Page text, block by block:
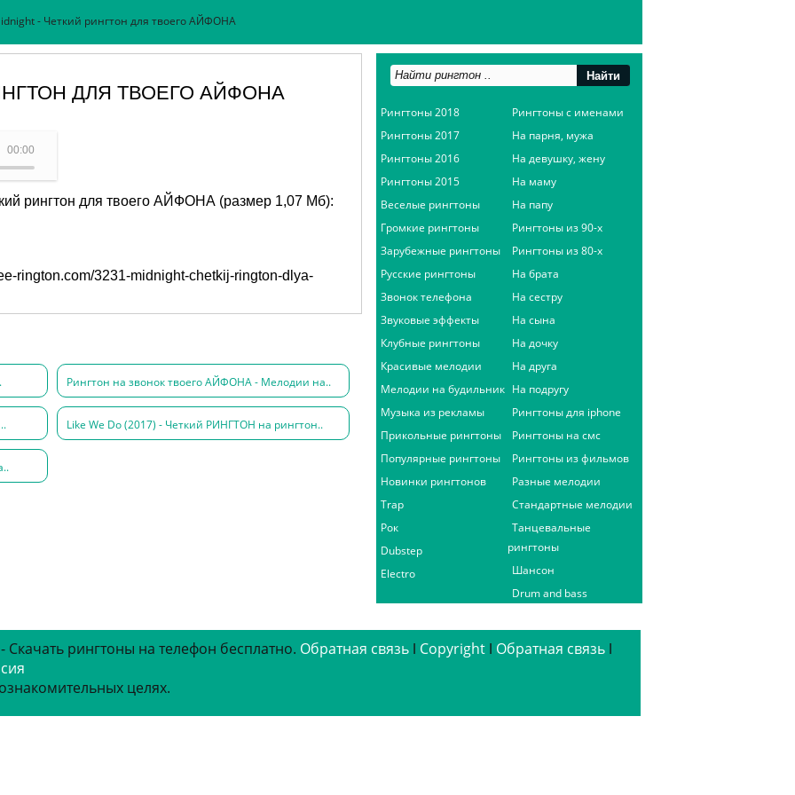
- Четкий рингтон для твоего АЙФОНА
ДЛЯ ТВОЕГО АЙФОНА
00:00 - Midnight
рингтон для твоего АЙФОНА (размер 1,07 Мб):
rington.com/3231-midnight-chetkij-rington-dlya-
Рингтон на звонок твоего АЙФОНА - Мелодии на..
Like We Do (2017) - Четкий РИНГТОН на рингтон..
Рингтоны 2018
Рингтоны 2017
Рингтоны 2016
Рингтоны 2015
Веселые рингтоны
Громкие рингтоны
Зарубежные рингтоны
Русские рингтоны
Звонок телефона
Звуковые эффекты
Клубные рингтоны
Красивые мелодии
Мелодии на будильник
Музыка из рекламы
Прикольные рингтоны
Популярные рингтоны
Новинки рингтонов
Trap
Рок
Dubstep
Electro
Рингтоны с именами
На парня, мужа
На девушку, жену
На маму
На папу
Рингтоны из 90-х
Рингтоны из 80-х
На брата
На сестру
На сына
На дочку
На друга
На подругу
Рингтоны для iphone
Рингтоны на смс
Рингтоны из фильмов
Разные мелодии
Стандартные мелодии
Танцевальные
рингтоны
Шансон
Drum and bass
рингтоны на телефон бесплатно. Обратная связь ǀ Copyright ǀ Обратная связь ǀ
целях.